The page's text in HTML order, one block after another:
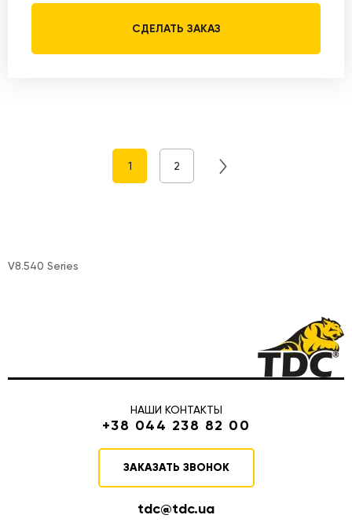
СДЕЛАТЬ ЗАКАЗ
1 2
V8.540 Series
НАШИ КОНТАКТЫ
+38 044 238 82 00
ЗАКАЗАТЬ ЗВОНОК
tdc@tdc.ua